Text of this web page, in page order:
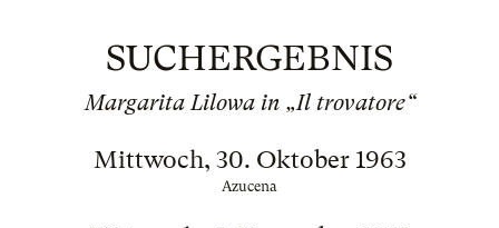
SUCHERGEBNIS
Margarita Lilowa in „Il trovatore“
Mittwoch, 30. Oktober 1963
Azucena